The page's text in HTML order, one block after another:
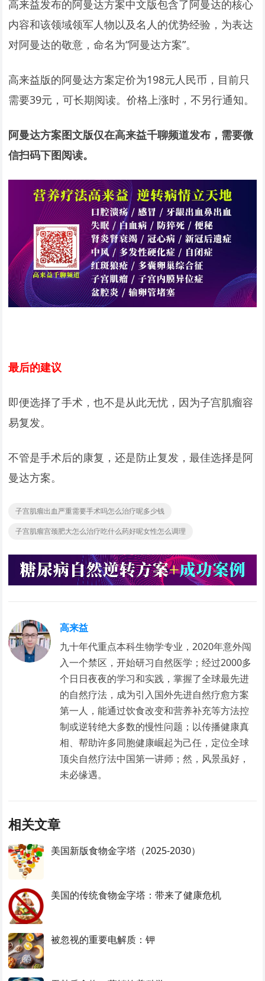
高来益发布的阿曼达方案中文版包含了阿曼达的核心
内容和该领域领军人物以及名人的优势经验，为表达
对阿曼达的敬意，命名为“阿曼达方案”。
高来益版的阿曼达方案定价为198元人民币，目前只
需要39元，可长期阅读。价格上涨时，不另行通知。
阿曼达方案图文版仅在高来益千聊频道发布，需要微
信扫码下图阅读。
最后的建议
即便选择了手术，也不是从此无忧，因为子宫肌瘤容
易复发。
不管是手术后的康复，还是防止复发，最佳选择是阿
曼达方案。
子宫肌瘤出血严重需要手术吗怎么治疗呢多少钱
子宫肌瘤宫颈肥大怎么治疗吃什么药好呢女性怎么调理
高来益
九十年代重点本科生物学专业，2020年意外闯
入一个禁区，开始研习自然医学；经过2000多
个日日夜夜的学习和实践，掌握了全球最先进
的自然疗法，成为引入国外先进自然疗愈方案
第一人，能通过饮食改变和营养补充等方法控
制或逆转绝大多数的慢性问题；以传播健康真
相、帮助许多同胞健康崛起为己任，定位全球
顶尖自然疗法中国第一讲师；然，风景虽好，
未必缘遇。
相关文章
美国新版食物金字塔（2025-2030）
美国的传统食物金字塔：带来了健康危机
被忽视的重要电解质：钾